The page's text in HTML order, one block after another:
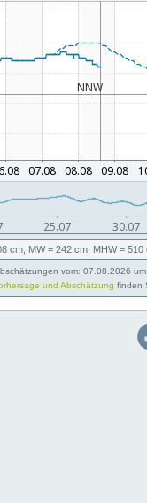
cm, MW= 242 cm, MHW= 510
vom: 07.08.2026
und Abschätzung finden